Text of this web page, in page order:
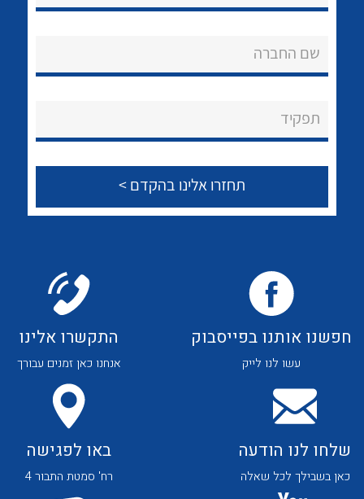
לכל מוצרי היצרן לכל מוצרי היצרן
לכל מוצרי היצרן לכל מוצרי היצרן
לכל מוצרי היצרן לכל מוצרי היצרן
שם החברה
תפקיד
חפשנו אותנו בפייסבוק
עשו לנו לייק
התקשרו אלינו
אנחנו כאן זמנים עבורך
שלחו לנו הודעה
כאן בשבילך לכל שאלה
באו לפגישה
רח' סמטת התבור 4